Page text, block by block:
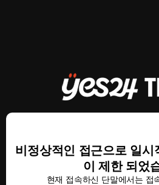
비정상적인 접근으로 일시
이 제한 되었
현재 접속하신 단말에서는 접